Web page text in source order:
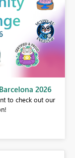
2026
to check out our